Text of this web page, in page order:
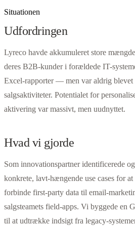
Situationen
Udfordringen
Lyreco havde akkumuleret store
deres B2B-kunder i forældede IT-
Excel-rapporter — men var aldrig
salgsaktiviteter. Potentialet for
aktivering var massivt, men uudnyttet.
Hvad vi gjorde
Som innovationspartner identificerede
konkrete, lavt-hængende use cases for
forbinde first-party data til email-
salgsteamets field-apps. Vi byggede en
til at udtrække indsigt fra legacy-